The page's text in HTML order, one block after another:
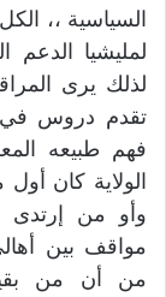
السياسية ،،
لمليشيا الدعم
لذلك يرى
تقدم دروس في
فهم طبيعه
الولاية كان
وأو من
مواقف بين
من أن من